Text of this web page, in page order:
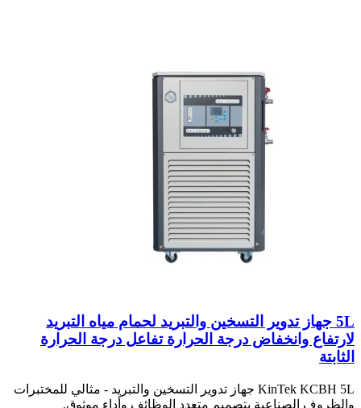
5L جهاز تدوير التسخين والتبريد لحمام مياه التبريد
لارتفاع وانخفاض درجة الحرارة تفاعل درجة الحرارة
الثابتة
KinTek KCBH 5L جهاز تدوير التسخين والتبريد - مثالي للمختبرات
والظروف الصناعية بتصميم متعدد الوظائف وأداء موثوق.